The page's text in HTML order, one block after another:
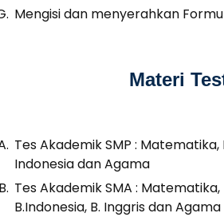
Mengisi dan menyerahkan
Materi
Tes Akademik SMP : Matematika,
Indonesia dan Agama
Tes Akademik SMA : Matematika,
B.Indonesia, B. Inggris dan Agama